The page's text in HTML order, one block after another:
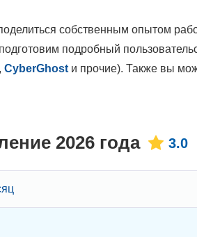
собственным опытом
подробный
, CyberGhost и прочие). Также вы
2026 года 3.0